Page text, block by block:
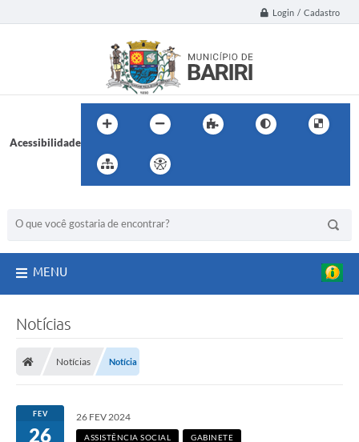
Login / Cadastro
Acessibilidade
MENU
Notícias
Notícias Notícia
FEV
26
26 FEV 2024
ASSISTÊNCIA SOCIAL GABINETE